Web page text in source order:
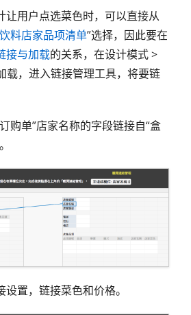
让用户点选菜色时，可以直接从
料店家品项清单”选择，因此要在
接与加载的关系，在设计模式 >
载，进入链接管理工具，将要链
购单”店家名称的字段链接自“盒
置，链接菜色和价格。